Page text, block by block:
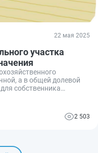
22 мая 2025
участка
а в общей долевой
собственника
и отделиться от
часть из такого
участка
2 503